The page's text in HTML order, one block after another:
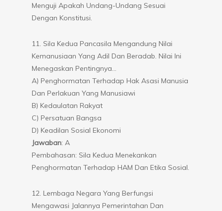
Menguji Apakah Undang-Undang Sesuai
Dengan Konstitusi.
11. Sila Kedua Pancasila Mengandung Nilai
Kemanusiaan Yang Adil Dan Beradab. Nilai Ini
Menegaskan Pentingnya…
A) Penghormatan Terhadap Hak Asasi Manusia
Dan Perlakuan Yang Manusiawi
B) Kedaulatan Rakyat
C) Persatuan Bangsa
D) Keadilan Sosial Ekonomi
Jawaban: A
Pembahasan: Sila Kedua Menekankan
Penghormatan Terhadap HAM Dan Etika Sosial.
12. Lembaga Negara Yang Berfungsi
Mengawasi Jalannya Pemerintahan Dan